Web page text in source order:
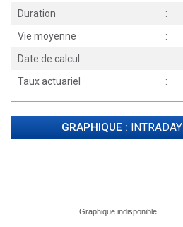
Duration
:
Vie moyenne
:
Date de calcul
:
Taux actuariel
:
GRAPHIQUE : INTRADAY